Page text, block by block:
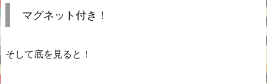
マグネット付き！
そして底を見ると！